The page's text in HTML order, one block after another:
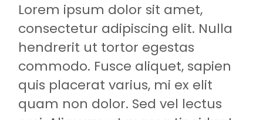
Lorem ipsum dolor sit amet,
consectetur adipiscing elit. Nulla
hendrerit ut tortor egestas
commodo. Fusce aliquet, sapien
quis placerat varius, mi ex elit
quam non dolor. Sed vel lectus